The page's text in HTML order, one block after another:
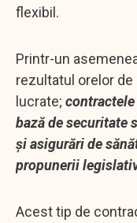
flexibil.
Printr-un
rezultatul orelor de
lucrate;
bază de securitate
și asigurări de
propunerii
Acest tip de